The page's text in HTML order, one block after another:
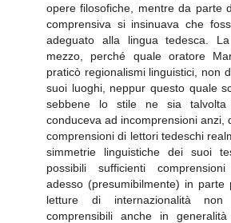
opere filosofiche, mentre da parte
comprensiva si insinuava che
adeguato alla lingua tedesca.
mezzo, perché quale oratore
praticò regionalismi linguistici, non
suoi luoghi, neppur questo quale
sebbene lo stile ne sia talvolta
conduceva ad incomprensioni anzi,
comprensioni di lettori tedeschi
simmetrie linguistiche dei suoi
possibili sufficienti
adesso (presumibilmente) in parte
letture di internazionalità
comprensibili anche in